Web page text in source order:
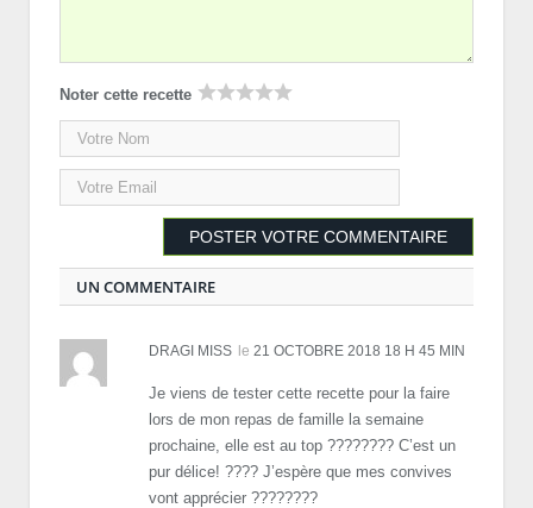
Noter cette recette
UN COMMENTAIRE
DRAGI MISS le 21 OCTOBRE 2018 18 H 45 MIN
Je viens de tester cette recette pour la faire
lors de mon repas de famille la semaine
prochaine, elle est au top ???????? C’est un
pur délice! ???? J’espère que mes convives
vont apprécier ????????